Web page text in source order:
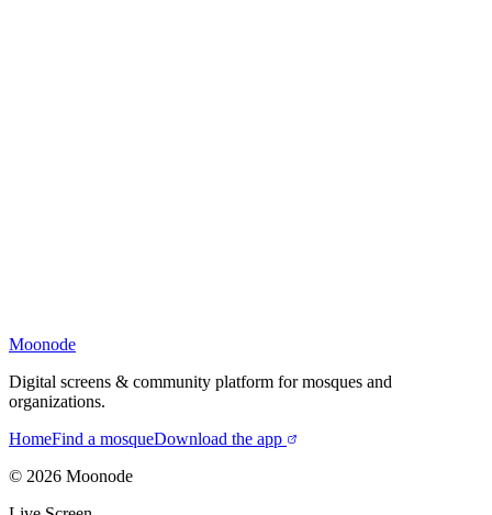
Moonode
Digital screens & community platform for mosques and
organizations.
HomeFind a mosqueDownload the app
© 2026 Moonode